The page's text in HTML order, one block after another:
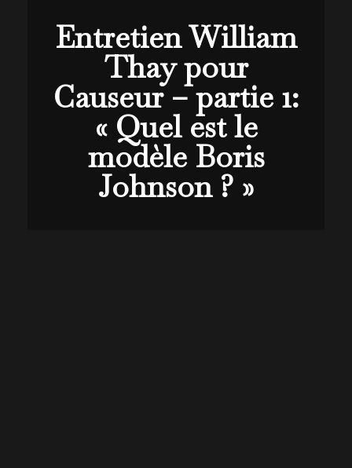
Entretien William
Thay pour
Causeur – partie 1:
« Quel est le
modèle Boris
Johnson ? »